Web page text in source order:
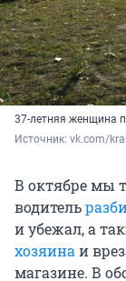
37-летняя женщина
Источник: vk.com/
В октябре мы
водитель
и убежал, а
хозяина и
магазине. В